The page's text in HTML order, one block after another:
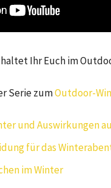
Ihr Euch im
Serie zumOutdoor-
und Auswirkungen
für das
im Winter